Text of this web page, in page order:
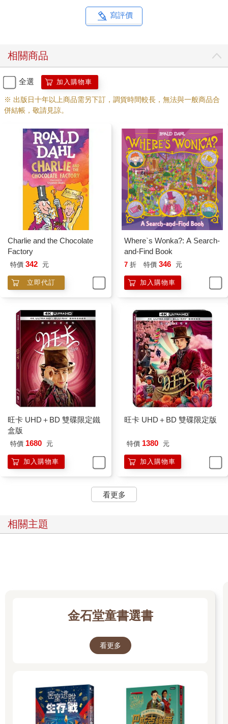
寫評價
相關商品
全選 加入購物車
※ 出版日十年以上商品需另下訂，調貨時間較長，無法與一般商品合
併結帳，敬請見諒。
Charlie and the Chocolate
Factory
特價 342 元
立即代訂
Where`s Wonka?: A Search-
and-Find Book
7 折 特價 346 元
加入購物車
旺卡 UHD＋BD 雙碟限定鐵
盒版
特價 1680 元
加入購物車
旺卡 UHD＋BD 雙碟限定版
特價 1380 元
加入購物車
看更多
相關主題
金石堂童書選書
看更多